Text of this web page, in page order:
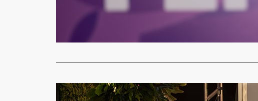
A Fenasoja 2022
na região, a